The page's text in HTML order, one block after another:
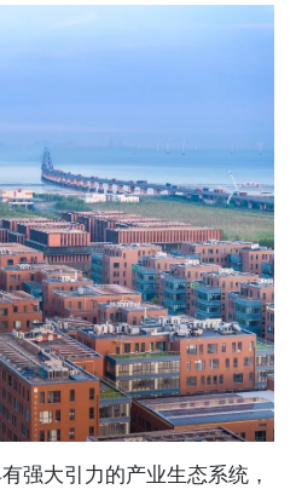
强大引力的产业生态系统，